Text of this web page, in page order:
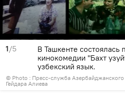
1/5
© Photo : Пресс-служба Азербайджанского
Гейдара Алиева
В Ташкенте состоялась
кинокомедии "Бахт
узбекский язык.